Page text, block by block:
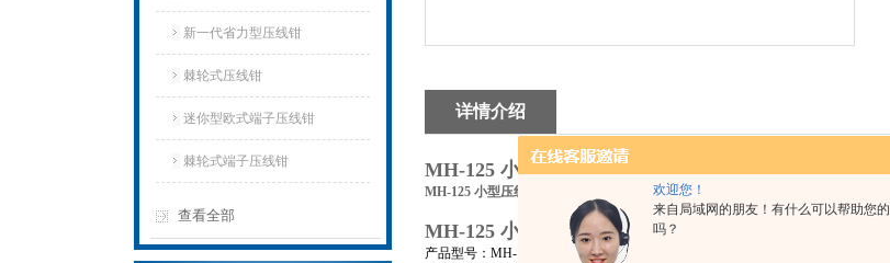
欢迎您！
来自局域网的朋友！有什么可以帮助您的
吗？
新一代省力型压线钳
棘轮式压线钳
迷你型欧式端子压线钳
棘轮式端子压线钳
查看全部
详情介绍
MH-125 小型压线钳（用于压接裸端子）厂家
MH-125 小型压线钳(用于压接裸端子)
MH-125 小型压线钳（用于压接裸端子）厂家
产品型号：MH-125